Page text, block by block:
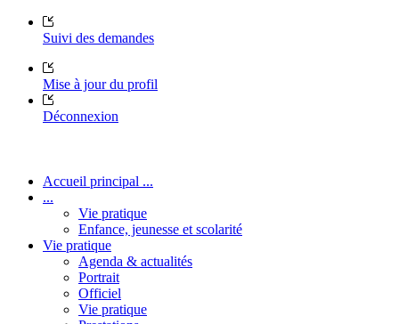
Suivi des demandes
Mise à jour du profil
Déconnexion
Accueil principal ...
...
Vie pratique
Enfance, jeunesse et scolarité
Vie pratique
Agenda & actualités
Portrait
Officiel
Vie pratique